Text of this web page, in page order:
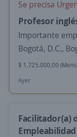
Se precisa
Profesor
Importante
Bogotá, D.C.,
$ 1.725.000,00
Ayer
Facilitador(a)
Empleabilidad